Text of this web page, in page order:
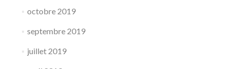
octobre 2019
septembre 2019
juillet 2019